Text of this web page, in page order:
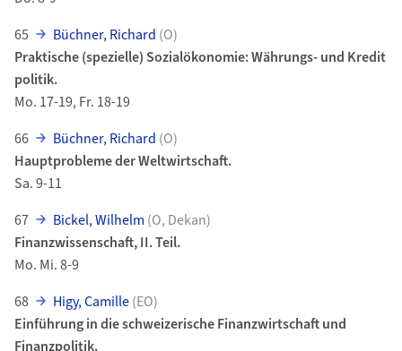
65
Büchner, Richard (O)
Praktische (spezielle) Sozialökonomie: Währungs- und Kredit
politik.
Mo. 17-19, Fr. 18-19
66
Büchner, Richard (O)
Hauptprobleme der Weltwirtschaft.
Sa. 9-11
67
Bickel, Wilhelm (O, Dekan)
Finanzwissenschaft, II. Teil.
Mo. Mi. 8-9
68
Higy, Camille(EO)
Einführung in die schweizerische Finanzwirtschaft und
Finanzpolitik.